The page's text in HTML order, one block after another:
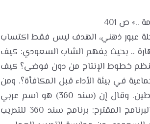
.. بل رحلة عبور ذهني، الهدف ليس فقط اكتساب
.. بحيث يفهم الشاب السعودي: كيف
خطوط الإنتاج من دون فوضى؟ كيف
في بيئة الأداء قبل المكافأة؟. ومن
ثم العودة إلى الوطن: من الانبهار إلى التوطين. وقال إن (سند 360) هو اسم عربي
أصيل، يوحي بالدعم والتمكين، وقال: اسم البرنامج المقترح: برنامج سند 360 للتدريب